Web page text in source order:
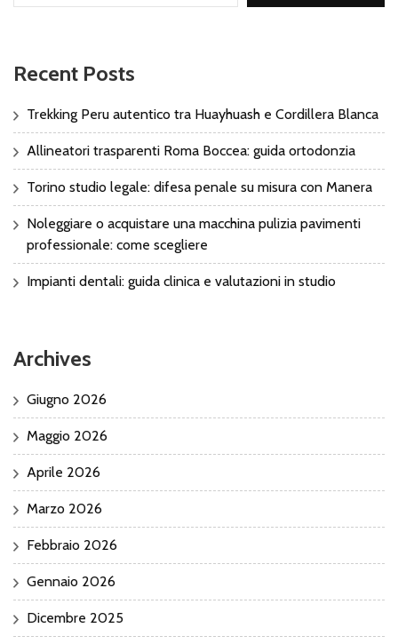
Recent Posts
Trekking Peru autentico tra Huayhuash e Cordillera Blanca
Allineatori trasparenti Roma Boccea: guida ortodonzia
Torino studio legale: difesa penale su misura con Manera
Noleggiare o acquistare una macchina pulizia pavimenti
professionale: come scegliere
Impianti dentali: guida clinica e valutazioni in studio
Archives
Giugno 2026
Maggio 2026
Aprile 2026
Marzo 2026
Febbraio 2026
Gennaio 2026
Dicembre 2025